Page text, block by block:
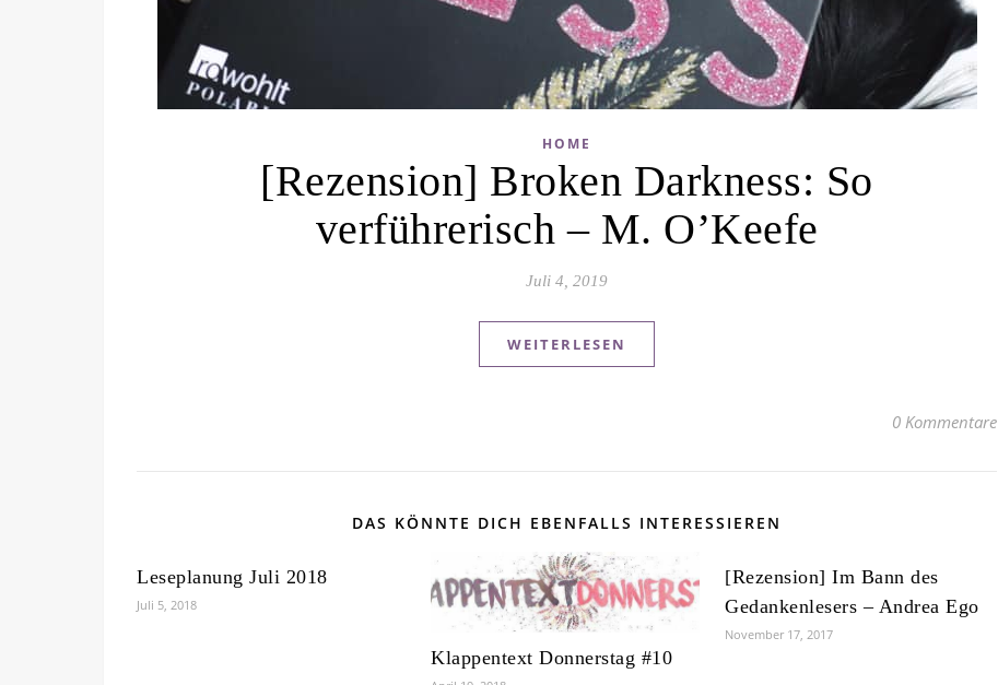
HOME
[Rezension] Broken Darkness: So
verführerisch – M. O’Keefe
Juli 4, 2019
WEITERLESEN
0 Kommentare
DAS KÖNNTE DICH EBENFALLS INTERESSIEREN
Leseplanung Juli 2018
Juli 5, 2018
Klappentext Donnerstag #10
[Rezension] Im Bann des
Gedankenlesers – Andrea Ego
November 17, 2017